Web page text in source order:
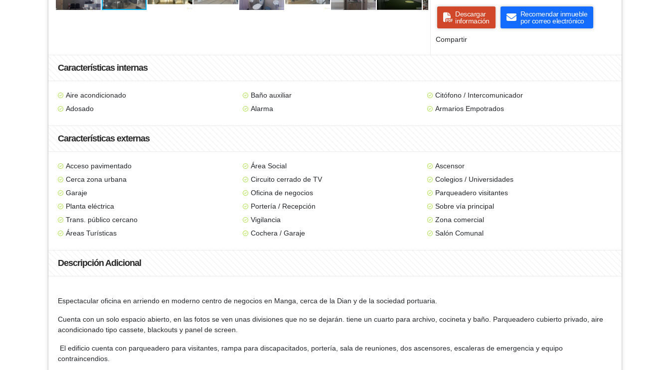
Descargar
información
Recomendar inmueble
por correo electrónico
Compartir
Características internas
Aire acondicionado Baño auxiliar
Citófono / Intercomunicador
Adosado
Alarma Armarios Empotrados
Características externas
Acceso pavimentado Área Social
Ascensor
Cerca zona urbana
Circuito cerrado de TV
Colegios / Universidades
Garaje
Oficina de negocios
Parqueadero visitantes
Planta eléctrica
Portería / Recepción
Sobre vía principal
Trans. público cercano
Vigilancia
Zona comercial
Áreas Turísticas
Cochera / Garaje Salón Comunal
Descripción Adicional
Espectacular oficina en arriendo en moderno centro de negocios en Manga, cerca de la Dian y de la sociedad portuaria.
Cuenta con un solo espacio abierto, en las fotos se ven unas divisiones que no se dejarán. tiene un cuarto para archivo, cocineta y baño. Parqueadero cubierto privado, aire
acondicionado tipo cassete, blackouts y panel de screen.
El edificio cuenta con parqueadero para visitantes, rampa para discapacitados, portería, sala de reuniones, dos ascensores, escaleras de emergencia y equipo
contraincendios.